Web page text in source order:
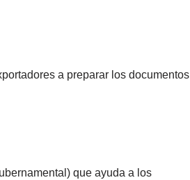
a preparar los documentos
que ayuda a los